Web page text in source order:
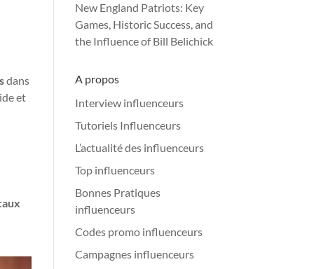
dans
et
New England Patriots: Key
Games, Historic Success, and
the Influence of Bill Belichick
A propos
Interview influenceurs
Tutoriels Influenceurs
L’actualité des influenceurs
Top influenceurs
Bonnes Pratiques
influenceurs
Codes promo influenceurs
Campagnes influenceurs